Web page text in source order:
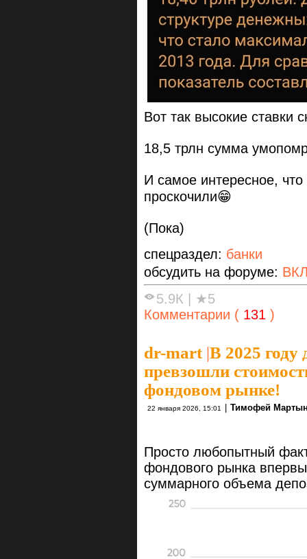
Вот так высокие ставки
18,5 трлн сумма
И самое интересное,
проскочили😁
(Пока)
спецраздел: банки
обсудить на форуме:
5.9К
★5
Комментарии ( 131 )
dr-mart|В 2025 году
превзошли
фондовом рынке!
22 января 2026, 15:01 Тимофей
Просто любопытный
фондового рынка
суммарного объема